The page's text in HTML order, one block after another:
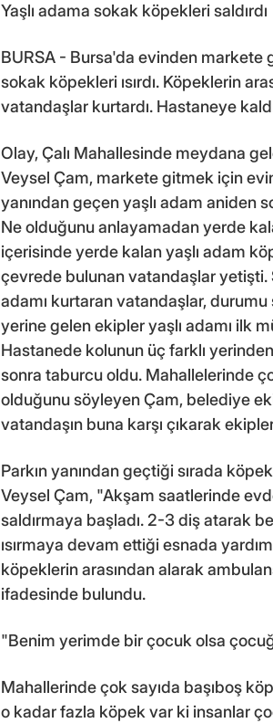
Yaşlı adama sokak köpekleri saldırdı
BURSA - Bursa'da evinden markete
sokak köpekleri ısırdı. Köpeklerin
vatandaşlar kurtardı. Hastaneye
Olay, Çalı Mahallesinde meydana
Veysel Çam, markete gitmek için
yanından geçen yaşlı adam aniden
Ne olduğunu anlayamadan yerde
içerisinde yerde kalan yaşlı adam
çevrede bulunan vatandaşlar yetişti.
adamı kurtaran vatandaşlar,
yerine gelen ekipler yaşlı adamı ilk
Hastanede kolunun üç farklı
sonra taburcu oldu. Mahallelerinde
olduğunu söyleyen Çam, belediye
vatandaşın buna karşı çıkarak
Parkın yanından geçtiği sırada
Veysel Çam, "Akşam saatlerinde
saldırmaya başladı. 2-3 diş atarak
ısırmaya devam ettiği esnada
köpeklerin arasından alarak
ifadesinde bulundu.
"Benim yerimde bir çocuk olsa
Mahallerinde çok sayıda başıboş
o kadar fazla köpek var ki insanlar